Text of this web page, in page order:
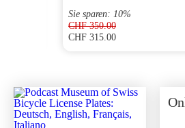
CHF350.00
CHF 315.00
Sie sparen: 10%